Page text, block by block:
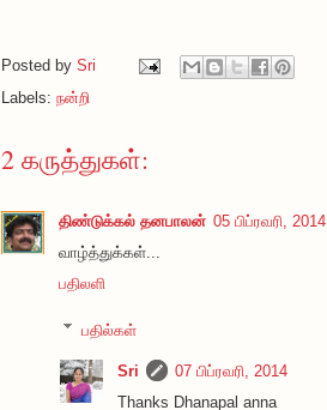
Posted by Sri
Labels: நன்றி
2 கருத்துகள்:
திண்டுக்கல் தனபாலன் 05 பிப்ரவரி, 2014
வாழ்த்துக்கள்...
பதிலளி
பதில்கள்
Sri
07 பிப்ரவரி, 2014
Thanks Dhanapal anna